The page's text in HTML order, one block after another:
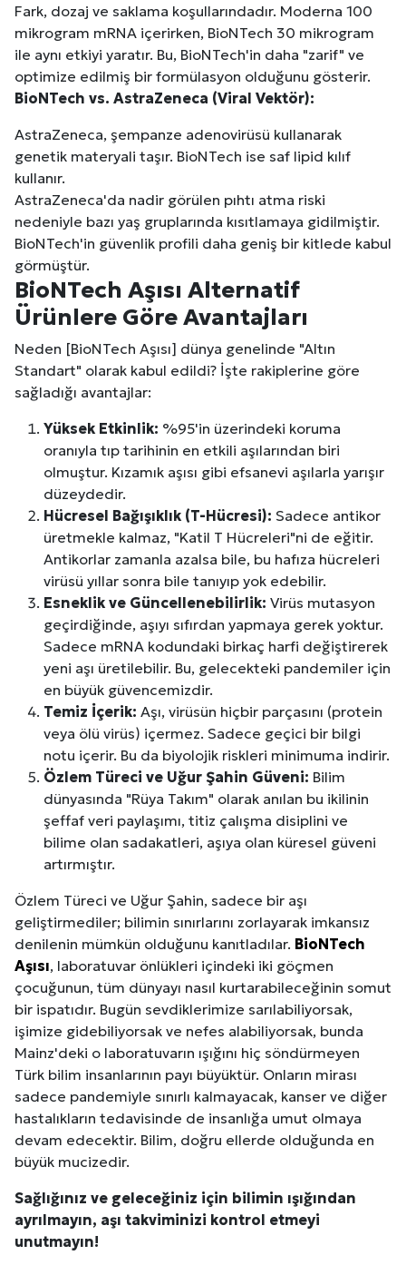
Fark, dozaj ve saklama koşullarındadır. Moderna 100
mikrogram mRNA içerirken, BioNTech 30 mikrogram
ile aynı etkiyi yaratır. Bu, BioNTech'in daha "zarif" ve
optimize edilmiş bir formülasyon olduğunu gösterir.
BioNTech vs. AstraZeneca (Viral Vektör):
AstraZeneca, şempanze adenovirüsü kullanarak
genetik materyali taşır. BioNTech ise saf lipid kılıf
kullanır.
AstraZeneca'da nadir görülen pıhtı atma riski
nedeniyle bazı yaş gruplarında kısıtlamaya gidilmiştir.
BioNTech'in güvenlik profili daha geniş bir kitlede kabul
görmüştür.
BioNTech Aşısı Alternatif
Ürünlere Göre Avantajları
Neden [BioNTech Aşısı] dünya genelinde "Altın
Standart" olarak kabul edildi? İşte rakiplerine göre
sağladığı avantajlar:
Yüksek Etkinlik: %95'in üzerindeki koruma
oranıyla tıp tarihinin en etkili aşılarından biri
olmuştur. Kızamık aşısı gibi efsanevi aşılarla yarışır
düzeydedir.
Hücresel Bağışıklık (T-Hücresi): Sadece antikor
üretmekle kalmaz, "Katil T Hücreleri"ni de eğitir.
Antikorlar zamanla azalsa bile, bu hafıza hücreleri
virüsü yıllar sonra bile tanıyıp yok edebilir.
Esneklik ve Güncellenebilirlik: Virüs mutasyon
geçirdiğinde, aşıyı sıfırdan yapmaya gerek yoktur.
Sadece mRNA kodundaki birkaç harfi değiştirerek
yeni aşı üretilebilir. Bu, gelecekteki pandemiler için
en büyük güvencemizdir.
Temiz İçerik: Aşı, virüsün hiçbir parçasını (protein
veya ölü virüs) içermez. Sadece geçici bir bilgi
notu içerir. Bu da biyolojik riskleri minimuma indirir.
Özlem Türeci ve Uğur Şahin Güveni: Bilim
dünyasında "Rüya Takım" olarak anılan bu ikilinin
şeffaf veri paylaşımı, titiz çalışma disiplini ve
bilime olan sadakatleri, aşıya olan küresel güveni
artırmıştır.
Özlem Türeci ve Uğur Şahin, sadece bir aşı
geliştirmediler; bilimin sınırlarını zorlayarak imkansız
denilenin mümkün olduğunu kanıtladılar. BioNTech
Aşısı, laboratuvar önlükleri içindeki iki göçmen
çocuğunun, tüm dünyayı nasıl kurtarabileceğinin somut
bir ispatıdır. Bugün sevdiklerimize sarılabiliyorsak,
işimize gidebiliyorsak ve nefes alabiliyorsak, bunda
Mainz'deki o laboratuvarın ışığını hiç söndürmeyen
Türk bilim insanlarının payı büyüktür. Onların mirası
sadece pandemiyle sınırlı kalmayacak, kanser ve diğer
hastalıkların tedavisinde de insanlığa umut olmaya
devam edecektir. Bilim, doğru ellerde olduğunda en
büyük mucizedir.
Sağlığınız ve geleceğiniz için bilimin ışığından
ayrılmayın, aşı takviminizi kontrol etmeyi
unutmayın!
Kuzu Fileto Seçimi ve Pişirme Önerileri: Yumuşak
Dar Tavanlı Alanlar İçin Oval Hava Kanalı Avantajları